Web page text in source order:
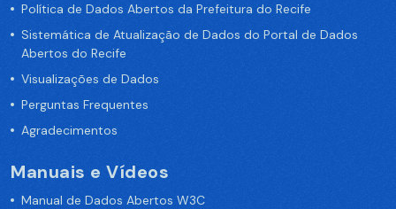
Política de Dados Abertos da Prefeitura do Recife
Sistemática de Atualização de Dados do Portal de Dados
Abertos do Recife
Visualizações de Dados
Perguntas Frequentes
Agradecimentos
Manuais e Vídeos
Manual de Dados Abertos W3C